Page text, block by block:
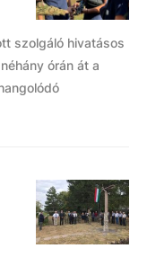
szolgáló hivatásos
órán át a